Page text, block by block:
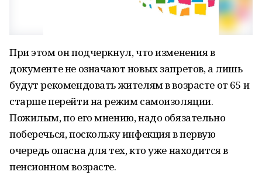
При этом он подчеркнул, что изменения в
документе не означают новых запретов, а лишь
будут рекомендовать жителям в возрасте от 65 и
старше перейти на режим самоизоляции.
Пожилым, по его мнению, надо обязательно
поберечься, поскольку инфекция в первую
очередь опасна для тех, кто уже находится в
пенсионном возрасте.